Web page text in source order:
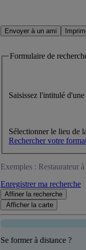
Envoyer à un ami
Formulaire de
Saisissez l'intitulé
Sélectionner le lieu de
Rechercher votre
Exemples : Restaurateur
Enregistrer ma recherche
Affiner la recherche
Afficher la carte
Se former à distance ?